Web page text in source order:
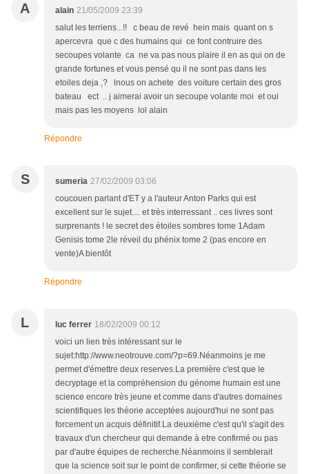
A alain 21/05/2009 23:39
salut les terriens...!! c beau de revé hein mais quant on s
apercevra que c des humains qui ce font contruire des
secoupes volante ca ne va pas nous plaire il en as qui on de
grande fortunes et vous pensé qu il ne sont pas dans les
etoiles deja ,? lnous on achete des voiture certain des gros
bateau ect .. j aimerai avoir un secoupe volante moi et oui
mais pas les moyens lol alain
Répondre
S sumeria 27/02/2009 03:06
coucouen parlant d'ET y a l'auteur Anton Parks qui est
excellent sur le sujet.... et très interressant .. ces livres sont
surprenants ! le secret des étoiles sombres tome 1Adam
Genisis tome 2le réveil du phénix tome 2 (pas encore en
vente)A bientôt
Répondre
L luc ferrer 18/02/2009 00:12
voici un lien très intéressant sur le
sujet:http://www.neotrouve.com/?p=69.Néanmoins je me
permet d'émettre deux reserves.La première c'est que le
decryptage et la compréhension du génome humain est une
science encore très jeune et comme dans d'autres domaines
scientifiques les théorie acceptées aujourd'hui ne sont pas
forcement un acquis définitif.La deuxième c'est qu'il s'agit des
travaux d'un chercheur qui demande à etre confirmé ou pas
par d'autre équipes de recherche.Néanmoins il semblerait
que la science soit sur le point de confirmer, si cette théorie se